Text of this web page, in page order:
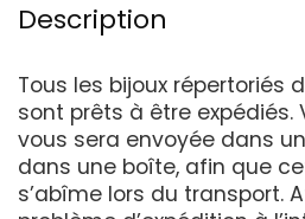
Description
Tous les bijoux répertoriés
sont prêts à être
vous sera envoyée dans
dans une boîte, afin que
s’abîme lors du transport.